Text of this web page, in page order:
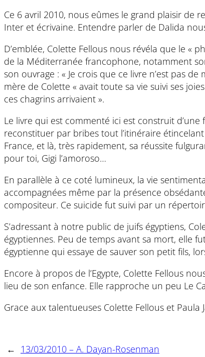
Ce 6 avril 2010, nous eûmes le grand plaisir de
Inter et écrivaine. Entendre parler de Dalida
D’emblée, Colette Fellous nous révéla que le «
de la Méditerranée francophone, notamment
son ouvrage : « Je crois que ce livre n’est pas
mère de Colette « avait toute sa vie suivi ses
ces chagrins arrivaient ».
Le livre qui est commenté ici est construit
reconstituer par bribes tout l’itinéraire
France, et là, très rapidement, sa réussite
pour toi, Gigi l’amoroso…
En parallèle à ce coté lumineux, la vie
accompagnées même par la présence
compositeur. Ce suicide fut suivi par un
S’adressant à notre public de juifs égyptiens,
égyptiennes. Peu de temps avant sa mort, elle
égyptienne qui essaye de sauver son petit fils,
Encore à propos de l’Egypte, Colette Fellous
lieu de son enfance. Elle rapproche un peu Le
Grace aux talentueuses Colette Fellous et
← 13/03/2010 – A. Dayan-Rosenman